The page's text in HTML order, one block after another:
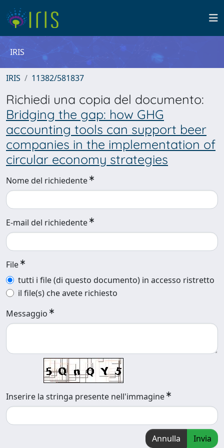
IRIS
IRIS 11382/581837
Richiedi una copia del documento:
Bridging the gap: how GHG
accounting tools can support beer
companies in the implementation of
circular economy strategies
Nome del richiedente
E-mail del richiedente
File
tutti i file (di questo documento) in accesso ristretto
il file(s) che avete richiesto
Messaggio
Inserire la stringa presente nell'immagine
Annulla Invia